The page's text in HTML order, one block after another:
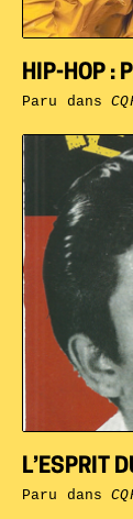
L’ESPRIT
Paru dans
HIP-HOP :
Paru dans